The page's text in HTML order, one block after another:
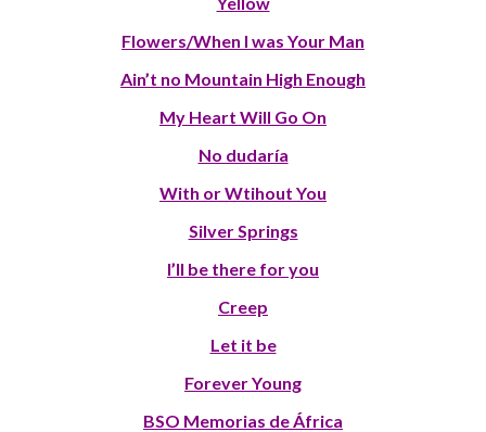
Flowers/When I was Your Man
Ain’t no Mountain High Enough
My Heart Will Go On
No dudaría
With or Wtihout You
Silver Springs
I’ll be there for you
Creep
Let it be
Forever Young
BSO Memorias de África